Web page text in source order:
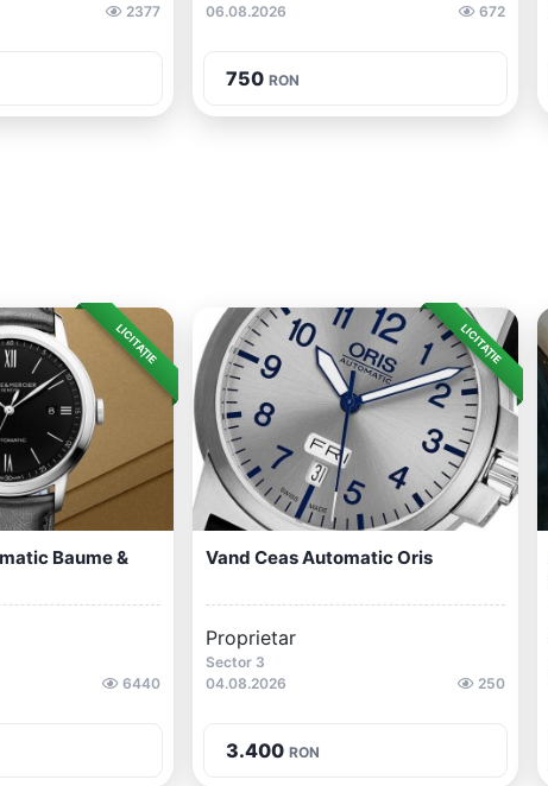
2377
06.08.2026
672
750 RON
LICITAȚIE
Baume &
6440
LICITAȚIE
Vand Ceas Automatic Oris
Proprietar
Sector 3
04.08.2026
250
3.400 RON